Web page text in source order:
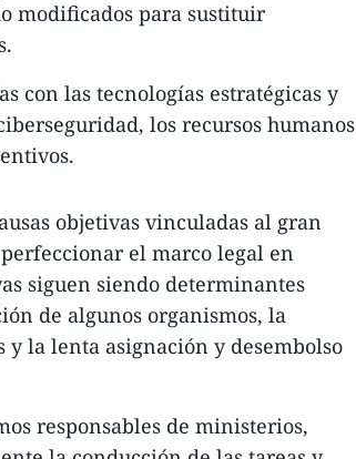
modificados para sustituir
con las tecnologías estratégicas y
los recursos humanos
objetivas vinculadas al gran
el marco legal en
siguen siendo determinantes
de algunos organismos, la
la lenta asignación y desembolso
responsables de ministerios,